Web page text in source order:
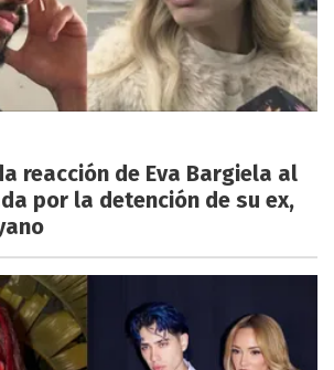
reacción de Eva Bargiela al
por la detención de su ex,